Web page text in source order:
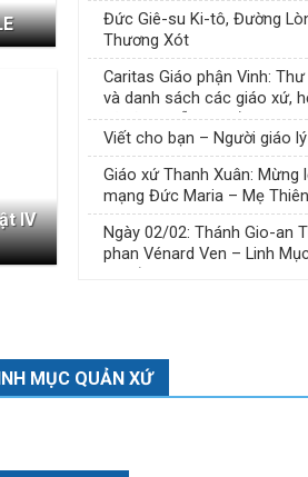
IV
Đức Giê-su Ki-tô, Đường
Thương Xót
Caritas Giáo phận Vinh:
và danh sách các giáo xứ,
hội đoàn hỗ trợ khắc phục
bão số 3 tại miền Tây tỉnh
Viết cho bạn – Người giáo lý
Giáo xứ Thanh Xuân: Mừng
mạng Đức Maria – Mẹ
Ngày 02/02: Thánh Gio-an
phan Vénard Ven – Linh
1861)
MỤC QUẢN XỨ